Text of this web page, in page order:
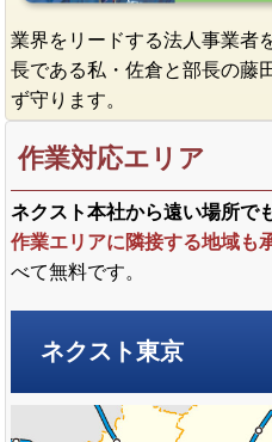
業界をリードする法人事業者
長である私・佐倉と部長の藤
ず守ります。
作業対応エリア
ネクスト本社から遠い場所で
作業エリアに隣接する地域も
べて無料です。
ネクスト東京